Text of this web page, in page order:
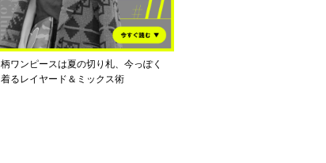
柄ワンピースは夏の切り札、今っぽく
着るレイヤード＆ミックス術